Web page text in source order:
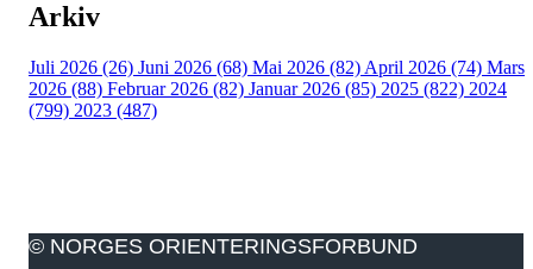
Arkiv
Juli 2026 (26) Juni 2026 (68) Mai 2026 (82) April 2026 (74) Mars
2026 (88) Februar 2026 (82) Januar 2026 (85) 2025 (822) 2024
(799) 2023 (487)
© NORGES ORIENTERINGSFORBUND